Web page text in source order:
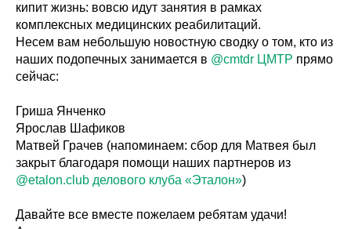
кипит жизнь: вовсю идут занятия в рамках
комплексных медицинских реабилитаций.
Несем вам небольшую новостную сводку о том, кто из
наших подопечных занимается в @cmtdr ЦМТР прямо
сейчас:
Гриша Янченко
Ярослав Шафиков
Матвей Грачев (напоминаем: сбор для Матвея был
закрыт благодаря помощи наших партнеров из
@etalon.club делового клуба «Эталон»)
Давайте все вместе пожелаем ребятам удачи!